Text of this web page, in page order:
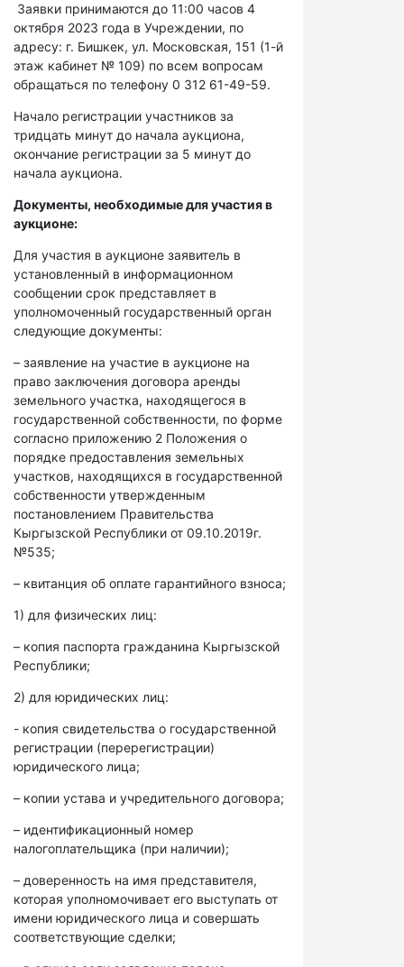
Заявки принимаются до 11:00 часов 4
октября 2023 года в Учреждении, по
адресу: г. Бишкек, ул. Московская, 151 (1-й
этаж кабинет № 109) по всем вопросам
обращаться по телефону 0 312 61-49-59.
Начало регистрации участников за
тридцать минут до начала аукциона,
окончание регистрации за 5 минут до
начала аукциона.
Документы, необходимые для участия в
аукционе:
Для участия в аукционе заявитель в
установленный в информационном
сообщении срок представляет в
уполномоченный государственный орган
следующие документы:
– заявление на участие в аукционе на
право заключения договора аренды
земельного участка, находящегося в
государственной собственности, по форме
согласно приложению 2 Положения о
порядке предоставления земельных
участков, находящихся в государственной
собственности утвержденным
постановлением Правительства
Кыргызской Республики от 09.10.2019г.
№535;
– квитанция об оплате гарантийного взноса;
1) для физических лиц:
– копия паспорта гражданина Кыргызской
Республики;
2) для юридических лиц:
- копия свидетельства о государственной
регистрации (перерегистрации)
юридического лица;
– копии устава и учредительного договора;
– идентификационный номер
налогоплательщика (при наличии);
– доверенность на имя представителя,
которая уполномочивает его выступать от
имени юридического лица и совершать
соответствующие сделки;